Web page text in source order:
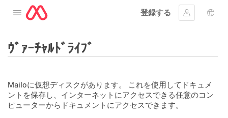
メニューを開く
登録する
ｻｲﾝｲﾝする言語
ｳﾞｧｰﾁｬﾙﾄﾞﾗｲﾌﾞ
Mailoに仮想ディスクがあります。 これを使用してドキュメ
ントを保存し、インターネットにアクセスできる任意のコン
ピューターからドキュメントにアクセスできます。